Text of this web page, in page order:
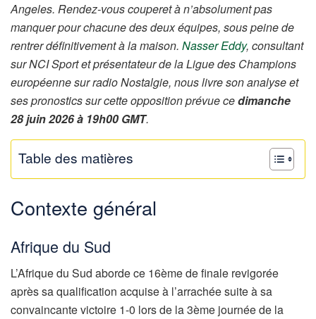
Angeles. Rendez-vous couperet à n’absolument pas
manquer pour chacune des deux équipes, sous peine de
rentrer définitivement à la maison. Nasser Eddy, consultant
sur NCI Sport et présentateur de la Ligue des Champions
européenne sur radio Nostalgie, nous livre son analyse et
ses pronostics sur cette opposition prévue cedimanche
28 juin 2026 à 19h00 GMT.
Table des matières
Contexte général
Afrique du Sud
L’Afrique du Sud aborde ce 16ème de finale revigorée
après sa qualification acquise à l’arrachée suite à sa
convaincante victoire 1-0 lors de la 3ème journée de la